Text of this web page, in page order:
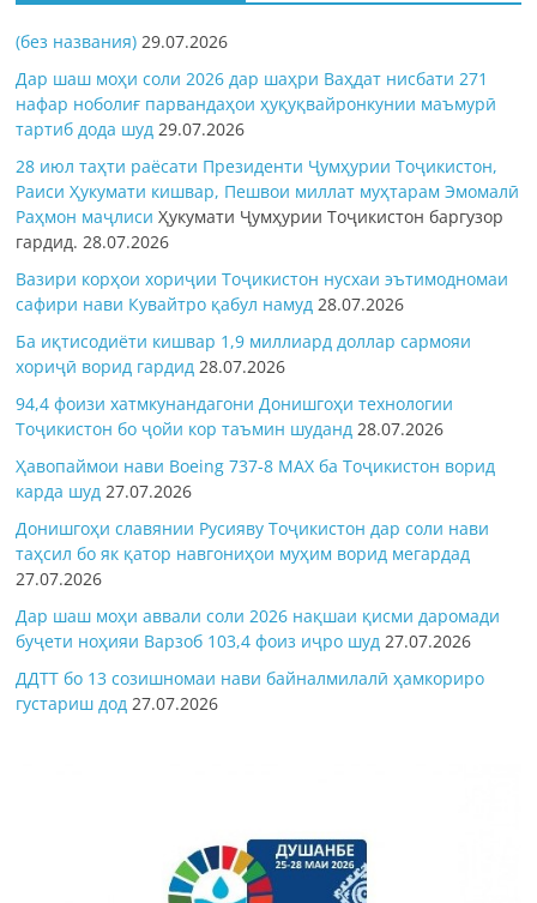
(без названия) 29.07.2026
Дар шаш моҳи соли 2026 дар шаҳри Ваҳдат нисбати 271
нафар ноболиғ парвандаҳои ҳуқуқвайронкунии маъмурӣ
тартиб дода шуд 29.07.2026
28 июл таҳти раёсати Президенти Ҷумҳурии Тоҷикистон,
Раиси Ҳукумати кишвар, Пешвои миллат муҳтарам Эмомалӣ
Раҳмон маҷлисиҲукумати Ҷумҳурии Тоҷикистон баргузор
гардид.28.07.2026
Вазири корҳои хориҷии Тоҷикистон нусхаи эътимодномаи
сафири нави Кувайтро қабул намуд 28.07.2026
Ба иқтисодиёти кишвар 1,9 миллиард доллар сармояи
хориҷӣ ворид гардид 28.07.2026
94,4 фоизи хатмкунандагони Донишгоҳи технологии
Тоҷикистон бо ҷойи кор таъмин шуданд 28.07.2026
Ҳавопаймои нави Boeing 737-8 MAX ба Тоҷикистон ворид
карда шуд 27.07.2026
Донишгоҳи славянии Русияву Тоҷикистон дар соли нави
таҳсил бо як қатор навгониҳои муҳим ворид мегардад
27.07.2026
Дар шаш моҳи аввали соли 2026 нақшаи қисми даромади
буҷети ноҳияи Варзоб 103,4 фоиз иҷро шуд 27.07.2026
ДДТТ бо 13 созишномаи нави байналмилалӣ ҳамкориро
густариш дод 27.07.2026